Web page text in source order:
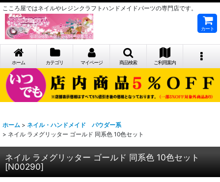
こころ屋ではネイルやレジンクラフトハンドメイドパーツの専門店です。
カート
ホーム カテゴリ マイページ 商品検索 ご利用案内
ホーム > ネイル・ハンドメイド パウダー系
> ネイル ラメグリッター ゴールド 同系色 10色セット
ネイル ラメグリッター ゴールド 同系色 10色セット
[N00290]